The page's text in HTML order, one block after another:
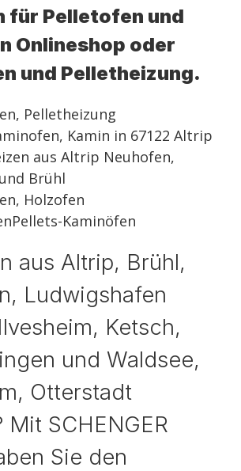
für Pelletofen und
Onlineshop oder
und Pelletheizung.
Pelletheizung
Kamin in 67122 Altrip
aus Altrip Neuhofen,
Brühl
Holzofen
Kaminöfen
aus Altrip, Brühl,
Ludwigshafen
Ketsch,
und Waldsee,
Otterstadt
Mit SCHENGER
Sie den